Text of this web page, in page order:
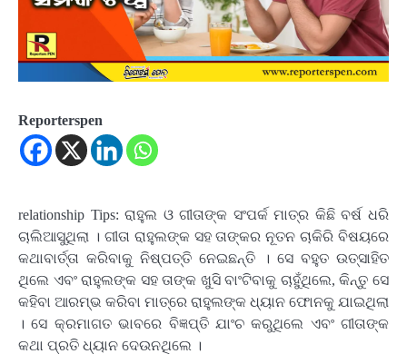
Reporterspen
relationship Tips: ରାହୁଲ ଓ ଗୀତାଙ୍କ ସଂପର୍କ ମାତ୍ର କିଛି ବର୍ଷ ଧରି
ଚାଲିଆସୁଥିଲା । ଗୀତା ରାହୁଲଙ୍କ ସହ ତାଙ୍କର ନୂତନ ଚାକିରି ବିଷୟରେ
କଥାବାର୍ତ୍ତା କରିବାକୁ ନିଷ୍ପତ୍ତି ନେଇଛନ୍ତି । ସେ ବହୁତ ଉତ୍ସାହିତ
ଥିଲେ ଏବଂ ରାହୁଲଙ୍କ ସହ ତାଙ୍କ ଖୁସି ବାଂଟିବାକୁ ଚାହୁଁଥିଲେ, କିନ୍ତୁ ସେ
କହିବା ଆରମ୍ଭ କରିବା ମାତ୍ରେ ରାହୁଲଙ୍କ ଧ୍ୟାନ ଫୋନକୁ ଯାଇଥିଲା
। ସେ କ୍ରମାଗତ ଭାବରେ ବିଜ୍ଞପ୍ତି ଯାଂଚ କରୁଥିଲେ ଏବଂ ଗୀତାଙ୍କ
କଥା ପ୍ରତି ଧ୍ୟାନ ଦେଉନଥିଲେ ।